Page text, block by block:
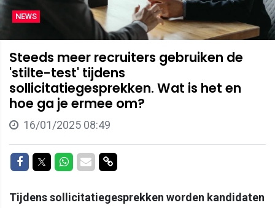
NEWS
Steeds meer recruiters gebruiken de
'stilte-test' tijdens
sollicitatiegesprekken. Wat is het en
hoe ga je ermee om?
16/01/2025 08:49
Delen op Facebook
Delen op Twitter
Delen op Whatsapp
Delen via Mail
Delen via link
Tijdens sollicitatiegesprekken worden kandidaten